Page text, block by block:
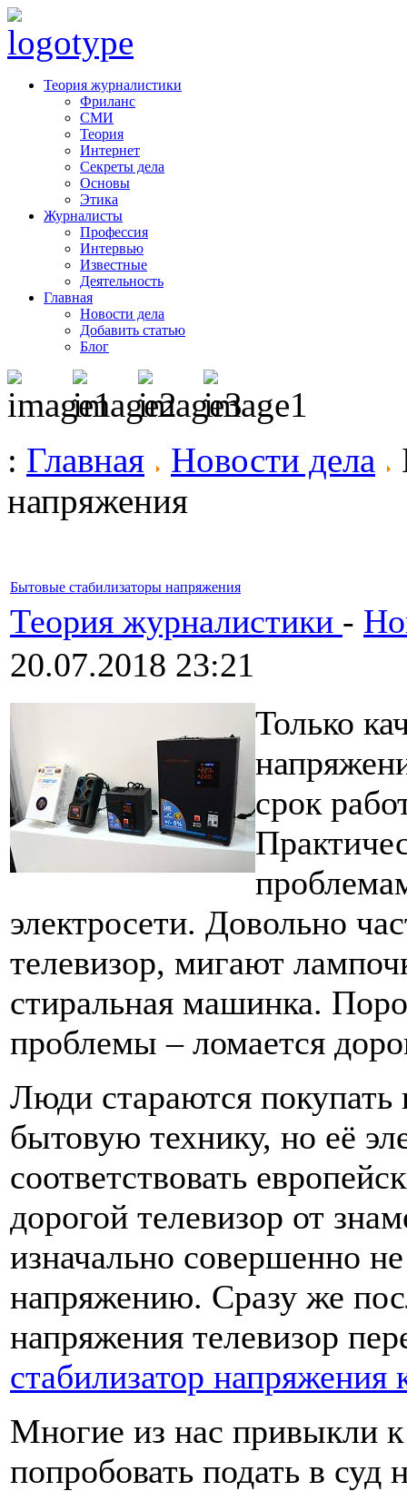
Теория журналистики
Фриланс
СМИ
Теория
Интернет
Секреты дела
Основы
Этика
Журналисты
Профессия
Интервью
Известные
Деятельность
Главная
Новости дела
Добавить статью
Блог
: Главная Новости дела
напряжения
Бытовые стабилизаторы напряжения
Теория журналистики -
20.07.2018 23:21
Только
срок
электросети. Довольно
телевизор, мигают
стиральная машинка.
проблемы – ломается
Люди стараются
бытовую технику, но её
соответствовать
дорогой телевизор от
изначально совершенно
напряжению. Сразу же
напряжения телевизор
стабилизатор напряжения
Многие из нас привыкли
попробовать подать в суд